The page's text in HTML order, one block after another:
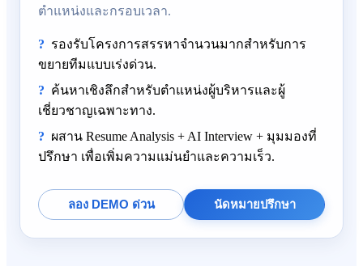
ตำแหน่งและกรอบเวลา.
รองรับโครงการสรรหาจำนวนมากสำหรับการ
ขยายทีมแบบเร่งด่วน.
ค้นหาเชิงลึกสำหรับตำแหน่งผู้บริหารและผู้
เชี่ยวชาญเฉพาะทาง.
ผสาน Resume Analysis + AI Interview + มุมมองที่
ปรึกษา เพื่อเพิ่มความแม่นยำและความเร็ว.
ลอง DEMO ด่วน นัดหมายปรึกษา